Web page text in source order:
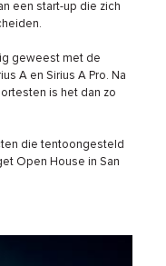
een start-up die zich
geweest met de
A en Sirius A Pro. Na
is het dan zo
die tentoongesteld
Open House in San